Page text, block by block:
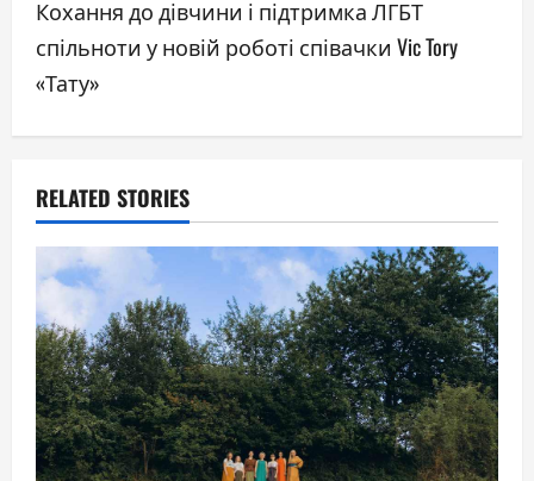
a
v
i
g
a
t
i
o
n
Кохання до дівчини і підтримка ЛГБТ
спільноти у новій роботі співачки Vic Tory
«Тату»
RELATED STORIES